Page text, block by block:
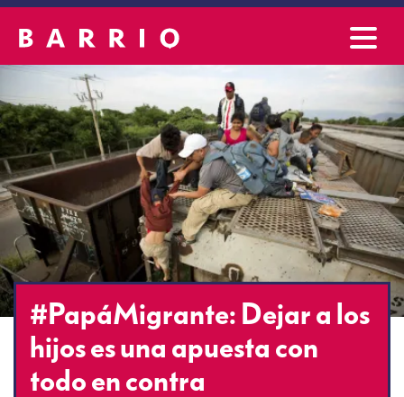
#PapáMigrante: Dejar a los
hijos es una apuesta con
todo en contra